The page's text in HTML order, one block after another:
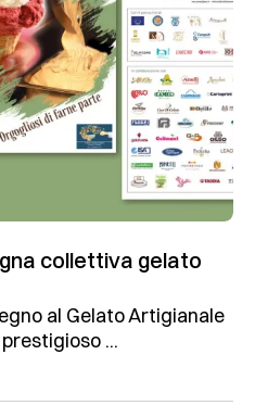
collettiva gelato
al Gelato Artigianale
...